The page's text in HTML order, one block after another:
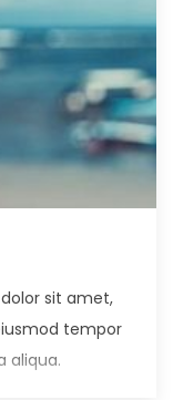
sit amet,
tempor
aliqua.